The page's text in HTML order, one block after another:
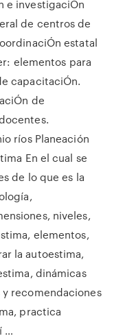
e investigaciÓn
de centros de
estatal
elementos para
capacitaciÓn.
de
ríos Planeación
En el cual se
de lo que es la
niveles,
elementos,
la autoestima,
dinámicas
recomendaciones
practica
…